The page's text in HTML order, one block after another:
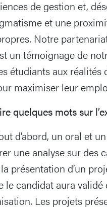
de gestion et,
et une
Notre
un témoignage de
étudiants aux réalités
maximiser leur
quelques mots sur
d’abord, un oral et
une analyse sur des
présentation d’un
le candidat aura
Les projets